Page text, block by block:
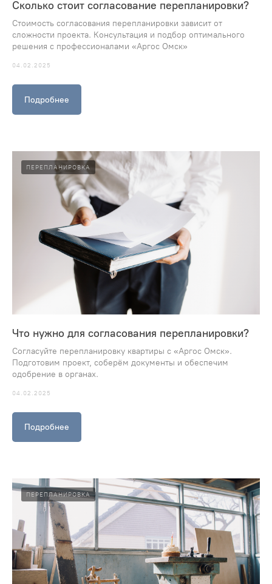
Сколько стоит согласование перепланировки?
Стоимость согласования перепланировки зависит от
сложности проекта. Консультация и подбор оптимального
решения с профессионалами «Аргос Омск»
04.02.2025
Подробнее
ПЕРЕПЛАНИРОВКА
Что нужно для согласования перепланировки?
Согласуйте перепланировку квартиры с «Аргос Омск».
Подготовим проект, соберём документы и обеспечим
одобрение в органах.
04.02.2025
Подробнее
ПЕРЕПЛАНИРОВКА